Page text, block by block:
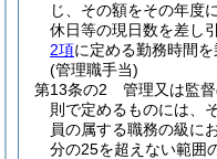
じ、その額をその年度
休日等の現日数を差し
2項に定める勤務時間を
(管理職手当)
第13条の2
管理又は監
則で定めるものには、
員の属する職務の級に
分の25を超えない範囲